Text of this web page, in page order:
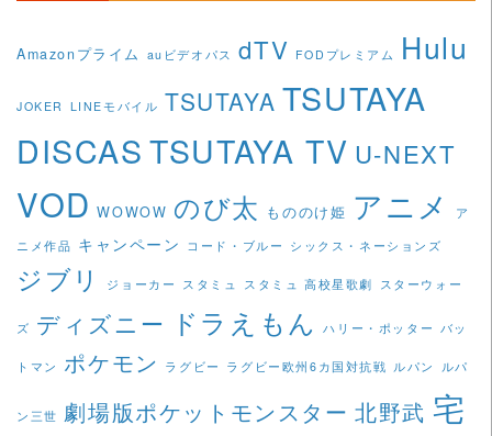
Amazonプライム auビデオパス dTV FODプレミアム Hulu
JOKER LINEモバイル TSUTAYA TSUTAYA
DISCAS TSUTAYA TV U-NEXT
VOD WOWOW のび太 もののけ姫 アニメ
ア
ニメ作品 キャンペーン コード・ブルー シックス・ネーションズ
ジブリ ジョーカー スタミュ スタミュ 高校星歌劇 スターウォー
ズ ディズニー ドラえもん ハリー・ポッター バッ
トマン ポケモン ラグビー ラグビー欧州6カ国対抗戦 ルパン ルパ
ン三世 劇場版ポケットモンスター 北野武 宅